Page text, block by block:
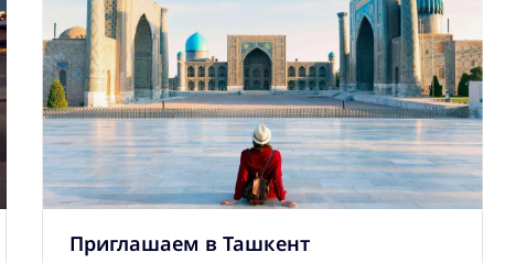
Приглашаем в Ташкент